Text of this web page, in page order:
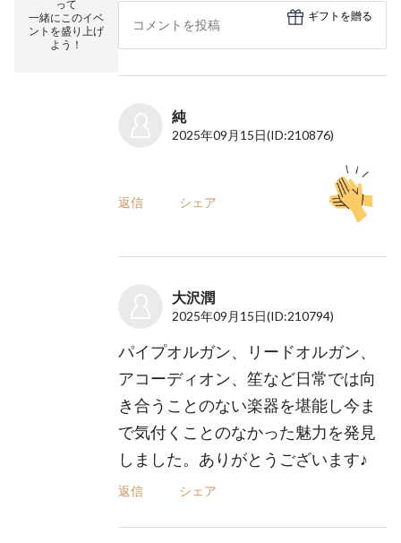
って
一緒にこのイベ
ントを盛り上げ
よう！
ギフトを贈る
純
2025年09月15日(ID:210876)
返信 シェア
大沢潤
2025年09月15日(ID:210794)
パイプオルガン、リードオルガン、
アコーディオン、笙など日常では向
き合うことのない楽器を堪能し今ま
で気付くことのなかった魅力を発見
しました。ありがとうございます♪
返信 シェア